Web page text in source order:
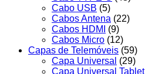
Cabo USB (5)
Cabos Antena (22)
Cabos HDMI
(9)
Cabos Micro (12)
Capas de Telemóveis (59)
Capa Universal (29)
Capa Universal Tablet